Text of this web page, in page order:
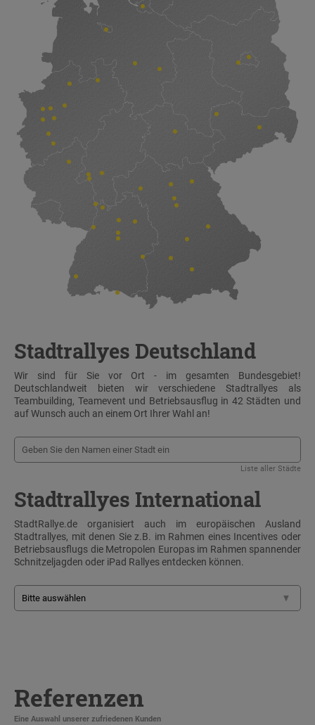
Stadtrallyes Deutschland
Wir sind für Sie vor Ort - im gesamten Bundesgebiet!
Deutschlandweit bieten wir verschiedene Stadtrallyes als
Teambuilding, Teamevent und Betriebsausflug in 42 Städten und
auf Wunsch auch an einem Ort Ihrer Wahl an!
Liste aller Städte
Stadtrallyes International
StadtRallye.de organisiert auch im europäischen Ausland
Stadtrallyes, mit denen Sie z.B. im Rahmen eines Incentives oder
Betriebsausflugs die Metropolen Europas im Rahmen spannender
Schnitzeljagden oder iPad Rallyes entdecken können.
Referenzen
Eine Auswahl unserer zufriedenen Kunden